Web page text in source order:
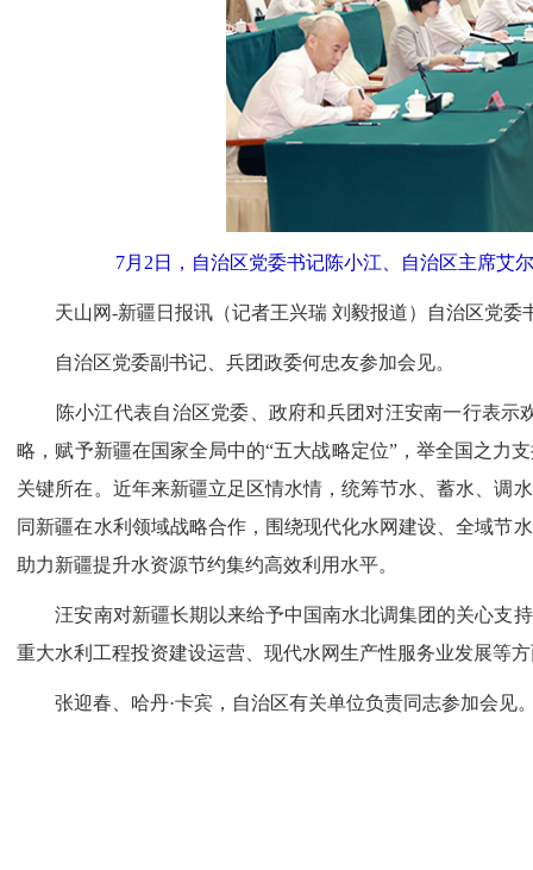
7月2日，自治区党委书记陈小江、自治区主席艾
天山网-新疆日报讯（记者王兴瑞 刘毅报道）自治区党委
自治区党委副书记、兵团政委何忠友参加会见。
陈小江代表自治区党委、政府和兵团对汪安南一行表示
略，赋予新疆在国家全局中的“五大战略定位”，举全国之力
关键所在。近年来新疆立足区情水情，统筹节水、蓄水、调
同新疆在水利领域战略合作，围绕现代化水网建设、全域节
助力新疆提升水资源节约集约高效利用水平。
汪安南对新疆长期以来给予中国南水北调集团的关心支持
重大水利工程投资建设运营、现代水网生产性服务业发展等
张迎春、哈丹·卡宾，自治区有关单位负责同志参加会见